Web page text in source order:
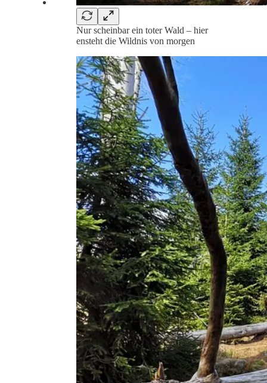
Nur scheinbar ein toter Wald – hier
ensteht die Wildnis von morgen